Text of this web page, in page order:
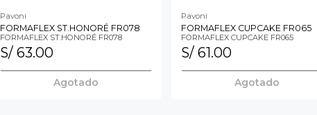
Pavoni
FORMAFLEX ST.HONORÉ FR078
FORMAFLEX ST.HONORÉ FR078
S/ 63.00
Agotado
Pavoni
FORMAFLEX CUPCAKE FR065
FORMAFLEX CUPCAKE FR065
S/ 61.00
Agotado